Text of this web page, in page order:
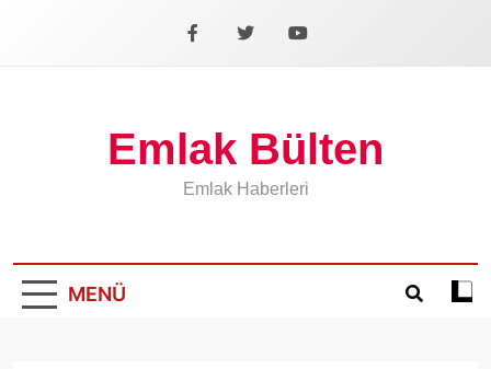
Facebook
X YouTube
Emlak Bülten
Emlak Haberleri
MENÜ
Koyu